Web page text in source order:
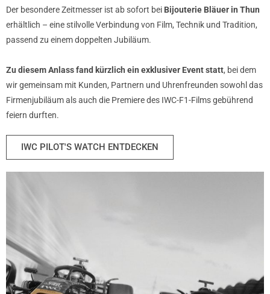
Der besondere Zeitmesser ist ab sofort bei Bijouterie Bläuer in Thun
erhältlich – eine stilvolle Verbindung von Film, Technik und Tradition,
passend zu einem doppelten Jubiläum.
Zu diesem Anlass fand kürzlich ein exklusiver Event statt, bei dem
wir gemeinsam mit Kunden, Partnern und Uhrenfreunden sowohl das
Firmenjubiläum als auch die Premiere des IWC-F1-Films gebührend
feiern durften.
IWC PILOT'S WATCH ENTDECKEN